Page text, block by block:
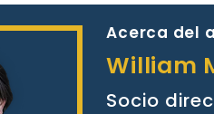
Acerca del
William
Socio